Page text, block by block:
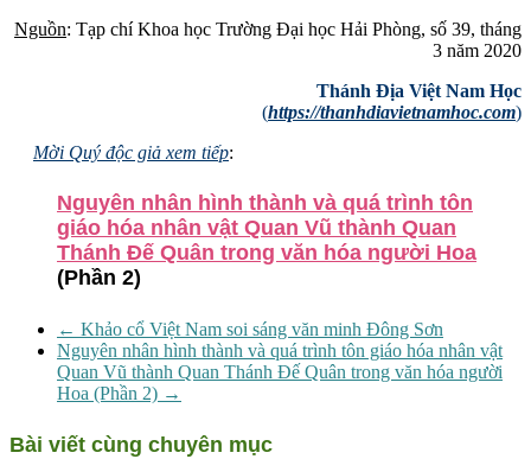
Nguồn: Tạp chí Khoa học Trường Đại học Hải Phòng, số 39, tháng
3 năm 2020
Thánh Địa Việt Nam Học
(https://thanhdiavietnamhoc.com)
Mời Quý độc giả xem tiếp:
Nguyên nhân hình thành và quá trình tôn
giáo hóa nhân vật Quan Vũ thành Quan
Thánh Đế Quân trong văn hóa người Hoa
(Phần 2)
← Khảo cổ Việt Nam soi sáng văn minh Đông Sơn
Nguyên nhân hình thành và quá trình tôn giáo hóa nhân vật
Quan Vũ thành Quan Thánh Đế Quân trong văn hóa người
Hoa (Phần 2) →
Bài viết cùng chuyên mục